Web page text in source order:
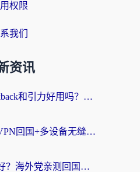
权限
我们
资讯
海外党必看：Quickback和引力好用吗？3分钟搞懂回国加速器怎么选
海外党必看：电视VPN回国+多设备无缝访问国内资源的实用指南
云极和GOGO哪个好？海外党亲测回国加速器选择指南（附iOS免费&Windows VPN实用技巧）